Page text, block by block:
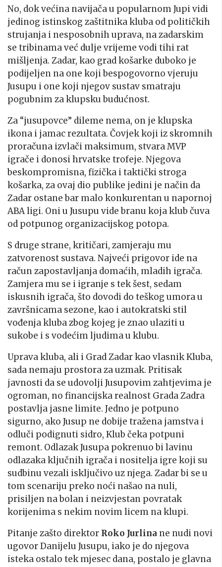
No, dok većina navijača u popularnom Jupi vidi
jedinog istinskog zaštitnika kluba od političkih
strujanja i nesposobnih uprava, na zadarskim
se tribinama već dulje vrijeme vodi tihi rat
mišljenja. Zadar, kao grad košarke duboko je
podijeljen na one koji bespogovorno vjeruju
Jusupu i one koji njegov sustav smatraju
pogubnim za klupsku budućnost.
Za “jusupovce” dileme nema, on je klupska
ikona i jamac rezultata. Čovjek koji iz skromnih
proračuna izvlači maksimum, stvara MVP
igrače i donosi hrvatske trofeje. Njegova
beskompromisna, fizička i taktički stroga
košarka, za ovaj dio publike jedini je način da
Zadar ostane bar malo konkurentan u napornoj
ABA ligi. Oni u Jusupu vide branu koja klub čuva
od potpunog organizacijskog potopa.
S druge strane, kritičari, zamjeraju mu
zatvorenost sustava. Najveći prigovor ide na
račun zapostavljanja domaćih, mladih igrača.
Zamjera mu se i igranje s tek šest, sedam
iskusnih igrača, što dovodi do teškog umora u
završnicama sezone, kao i autokratski stil
vođenja kluba zbog kojeg je znao ulaziti u
sukobe i s vodećim ljudima u klubu.
Uprava kluba, ali i Grad Zadar kao vlasnik Kluba,
sada nemaju prostora za uzmak. Pritisak
javnosti da se udovolji Jusupovim zahtjevima je
ogroman, no financijska realnost Grada Zadra
postavlja jasne limite. Jedno je potpuno
sigurno, ako Jusup ne dobije tražena jamstva i
odluči podignuti sidro, Klub čeka potpuni
remont. Odlazak Jusupa pokrenuo bi lavinu
odlazaka ključnih igrača i nositelja igre koji su
sudbinu vezali isključivo uz njega. Zadar bi se u
tom scenariju preko noći našao na nuli,
prisiljen na bolan i neizvjestan povratak
korijenima s nekim novim licem na klupi.
Pitanje zašto direktor Roko Jurlina ne nudi novi
ugovor Danijelu Jusupu, iako je do njegova
isteka ostalo tek mjesec dana, postalo je glavna